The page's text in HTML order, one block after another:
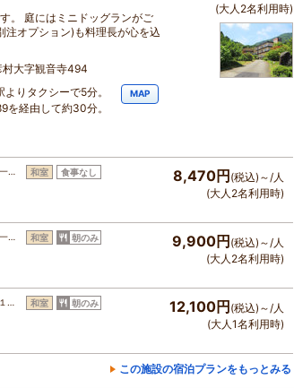
。 庭にはミニドッグランがご
注オプション)も料理長が心を込
大字観音寺494
りタクシーで5分。
を経由して約30分。
MAP
(大人2名利用時)
… 和室 食事なし 8,470円(税込)～/人
(大人2名利用時)
… 和室 朝のみ 9,900円(税込)～/人
(大人2名利用時)
… 和室 朝のみ 12,100円(税込)～/人
(大人1名利用時)
この施設の宿泊プランをもっとみる